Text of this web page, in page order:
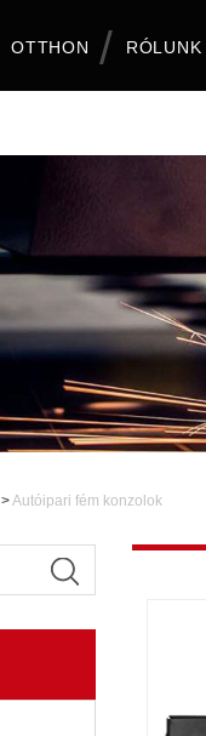
OTTHON RÓLUNK
>Autóipari fém konzolok